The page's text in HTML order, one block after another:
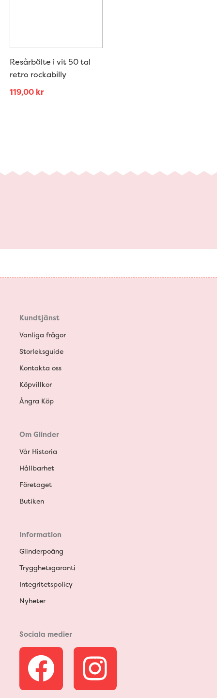
Resårbälte i vit 50 tal
retro rockabilly
119,00 kr
Kundtjänst
Vanliga frågor
Storleksguide
Kontakta oss
Köpvillkor
Ångra Köp
Om Glinder
Vår Historia
Hållbarhet
Företaget
Butiken
Information
Glinderpoäng
Trygghetsgaranti
Integritetspolicy
Nyheter
Sociala medier
F
a
I
n